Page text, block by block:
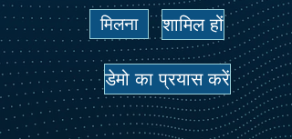
मिलना शामिल हों
डेमो का प्रयास करें